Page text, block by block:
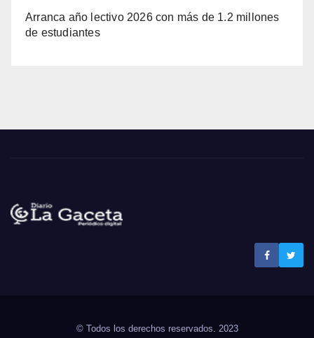
Arranca año lectivo 2026 con más de 1.2 millones
de estudiantes
© Todos los derechos reservados. 2023